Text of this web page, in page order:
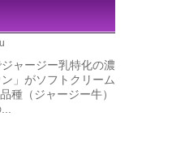
ャージー乳特化の濃
」がソフトクリーム
種（ジャージー牛）